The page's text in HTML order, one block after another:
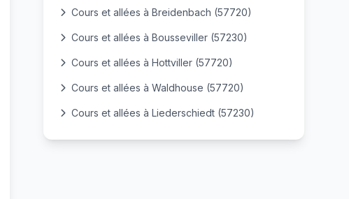
Cours et allées à Breidenbach (57720)
Cours et allées à Bousseviller (57230)
Cours et allées à Hottviller (57720)
Cours et allées à Waldhouse (57720)
Cours et allées à Liederschiedt (57230)